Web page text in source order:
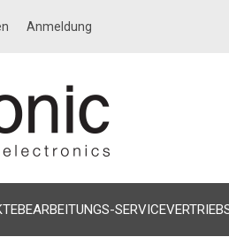
Anmeldung
BEARBEITUNGS-SERVICE